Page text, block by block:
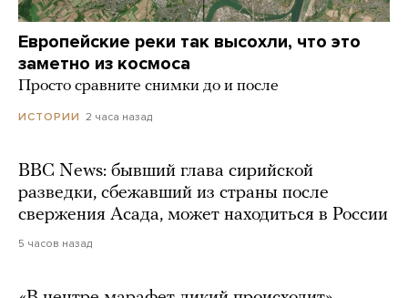
Европейские реки так высохли, что это
заметно из космоса
Просто сравните снимки до и после
ИСТОРИИ 2 часа назад
BBC News: бывший глава сирийской
разведки, сбежавший из страны после
свержения Асада, может находиться в России
5 часов назад